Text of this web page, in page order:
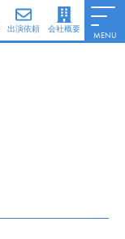
出演依頼 会社概要
MENU